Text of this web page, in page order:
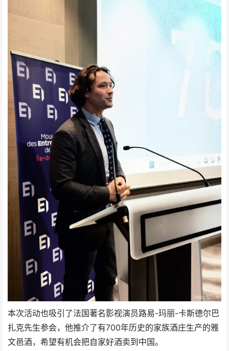
本次活动也吸引了法国著名影视演员路易-玛丽-卡斯德尔巴
扎克先生参会，他推介了有700年历史的家族酒庄生产的雅
文邑酒，希望有机会把自家好酒卖到中国。